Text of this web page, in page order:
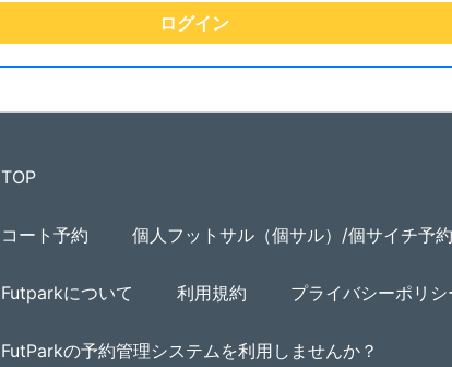
TOP
コート予約 個人フットサル（個サル）/個サイチ予約
Futparkについて 利用規約 プライバシーポリシ
FutParkの予約管理システムを利用しませんか？